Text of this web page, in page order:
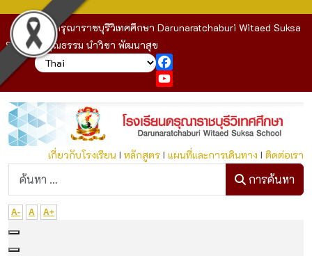
โรงเรียนดรุณาราชบุรีวิเทศศึกษา Darunaratchaburi Witaed Suksa
School : คุณธรรม นำวิชา พัฒนาสุข
YouTube
เกี่ยวกับโรงเรียนI หลักสูตรI แผนที่และการเดินทาง I ติดต่อเรา
ก
การค้นหา
A- A A+